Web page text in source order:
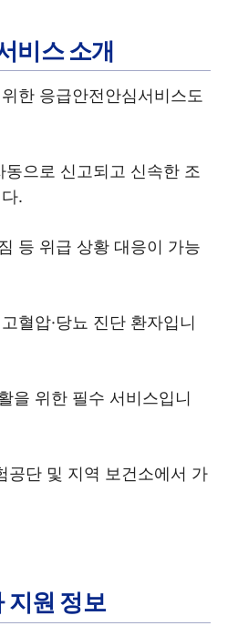
비스 소개
한 응급안전안심서비스도
으로 신고되고 신속한 조
.
등 위급 상황 대응이 가능
혈압·당뇨 진단 환자입니
을 위한 필수 서비스입니
공단 및 지역 보건소에서 가
지원 정보